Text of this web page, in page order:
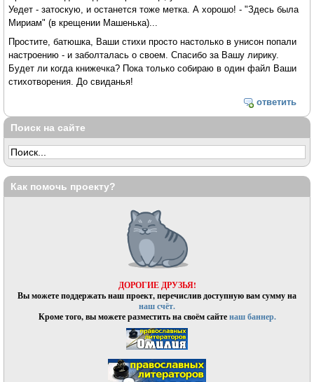
Уедет - затоскую, и останется тоже метка. А хорошо! - "Здесь была
Мириам" (в крещении Машенька)...
Простите, батюшка, Ваши стихи просто настолько в унисон попали
настроению - и заболталась о своем. Спасибо за Вашу лирику.
Будет ли когда книжечка? Пока только собираю в один файл Ваши
стихотворения. До свиданья!
ответить
Поиск на сайте
Как помочь проекту?
ДОРОГИЕ ДРУЗЬЯ!
Вы можете поддержать наш проект, перечислив доступную вам сумму на
наш счёт.
Кроме того, вы можете разместить на своём сайтенаш баннер.